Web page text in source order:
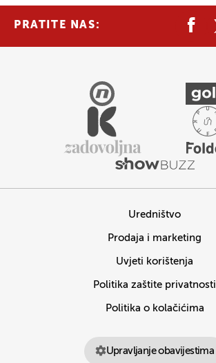
PRATITE NAS:
Uredništvo
Prodaja i marketing
Uvjeti korištenja
Politika zaštite privatnosti
Politika o kolačićima
Upravljanje obavijestima